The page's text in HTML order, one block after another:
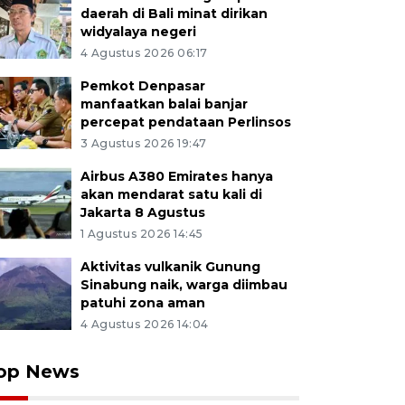
daerah di Bali minat dirikan
widyalaya negeri
4 Agustus 2026 06:17
Pemkot Denpasar
manfaatkan balai banjar
percepat pendataan Perlinsos
3 Agustus 2026 19:47
Airbus A380 Emirates hanya
akan mendarat satu kali di
Jakarta 8 Agustus
1 Agustus 2026 14:45
Aktivitas vulkanik Gunung
Sinabung naik, warga diimbau
patuhi zona aman
4 Agustus 2026 14:04
News